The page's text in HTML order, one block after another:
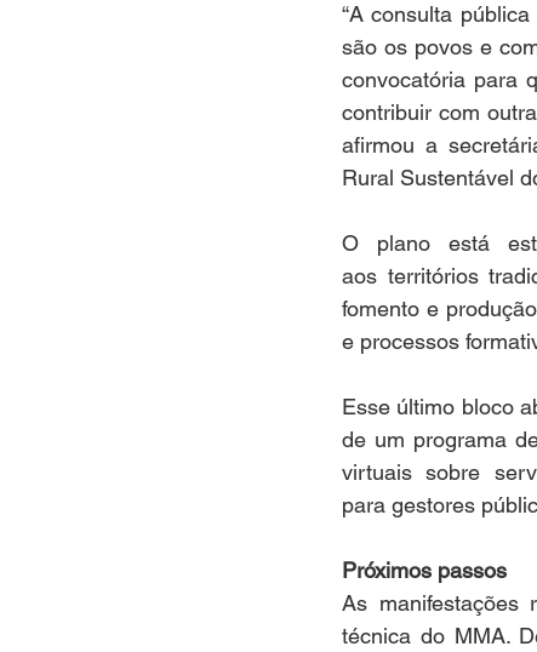
“A consulta
são os povos e
convocatória para
contribuir com
afirmou a
Rural Sustentável
O plano está
aos territórios
fomento e
e processos
Esse último bloco
de um programa
virtuais sobre
para gestores
Próximos passos
As manifestações
técnica do MMA.